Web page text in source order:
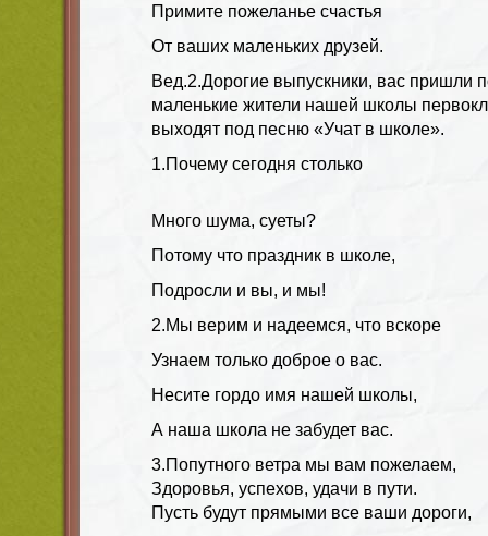
Примите пожеланье счастья
От ваших маленьких друзей.
Вед.2.Дорогие выпускники, вас пришли
маленькие жители нашей школы
выходят под песню «Учат в школе».
1.Почему сегодня столько
Много шума, суеты?
Потому что праздник в школе,
Подросли и вы, и мы!
2.Мы верим и надеемся, что вскоре
Узнаем только доброе о вас.
Несите гордо имя нашей школы,
А наша школа не забудет вас.
3.Попутного ветра мы вам пожелаем,
Здоровья, успехов, удачи в пути.
Пусть будут прямыми все ваши дороги,